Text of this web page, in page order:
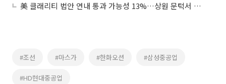
美 클래리티 법안 연내 통과 가능성 13%…상원 문턱서 제동
#조선 #마스가 #한화오션 #삼성중공업
#HD현대중공업